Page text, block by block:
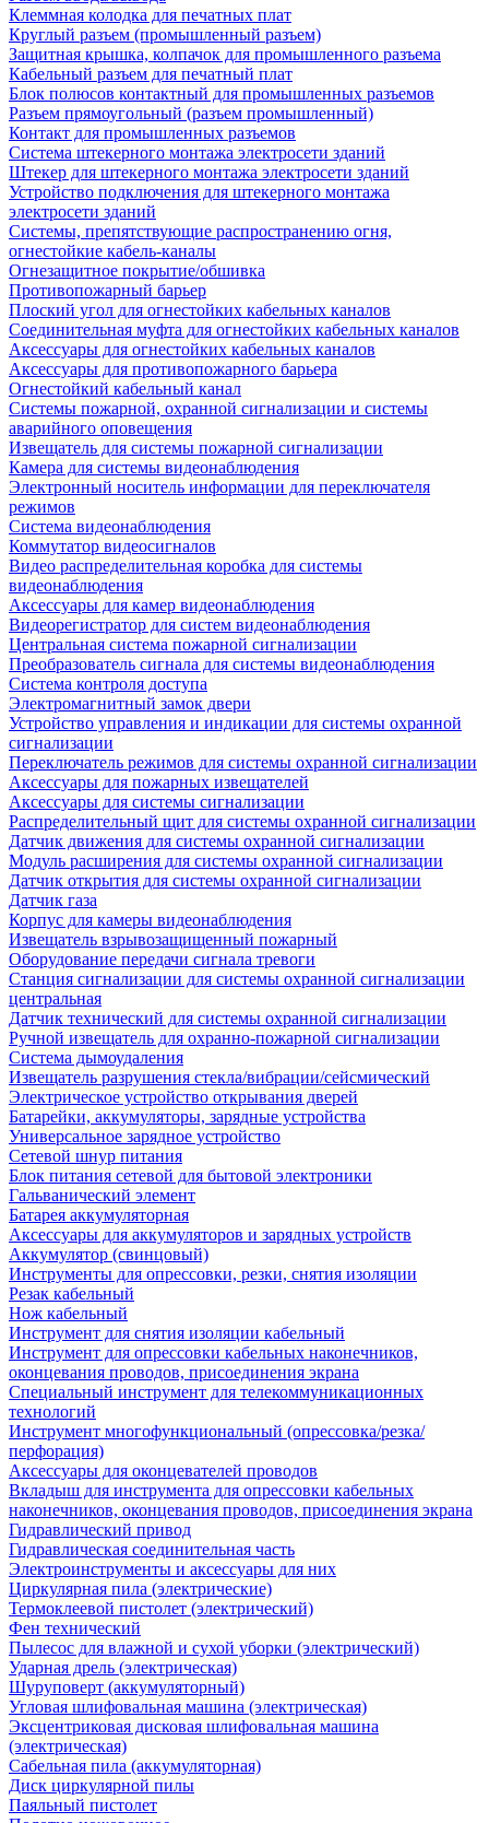
Клеммная колодка для печатных плат
Круглый разъем (промышленный разъем)
Защитная крышка, колпачок для промышленного разъема
Кабельный разъем для печатный плат
Блок полюсов контактный для промышленных разъемов
Разъем прямоугольный (разъем промышленный)
Контакт для промышленных разъемов
Система штекерного монтажа электросети зданий
Штекер для штекерного монтажа электросети зданий
Устройство подключения для штекерного монтажа
электросети зданий
Системы, препятствующие распространению огня,
огнестойкие кабель-каналы
Огнезащитное покрытие/обшивка
Противопожарный барьер
Плоский угол для огнестойких кабельных каналов
Соединительная муфта для огнестойких кабельных каналов
Аксессуары для огнестойких кабельных каналов
Аксессуары для противопожарного барьера
Огнестойкий кабельный канал
Системы пожарной, охранной сигнализации и системы
аварийного оповещения
Извещатель для системы пожарной сигнализации
Камера для системы видеонаблюдения
Электронный носитель информации для переключателя
режимов
Система видеонаблюдения
Коммутатор видеосигналов
Видео распределительная коробка для системы
видеонаблюдения
Аксессуары для камер видеонаблюдения
Видеорегистратор для систем видеонаблюдения
Центральная система пожарной сигнализации
Преобразователь сигнала для системы видеонаблюдения
Система контроля доступа
Электромагнитный замок двери
Устройство управления и индикации для системы охранной
сигнализации
Переключатель режимов для системы охранной сигнализации
Аксессуары для пожарных извещателей
Аксессуары для системы сигнализации
Распределительный щит для системы охранной сигнализации
Датчик движения для системы охранной сигнализации
Модуль расширения для системы охранной сигнализации
Датчик открытия для системы охранной сигнализации
Датчик газа
Корпус для камеры видеонаблюдения
Извещатель взрывозащищенный пожарный
Оборудование передачи сигнала тревоги
Станция сигнализации для системы охранной сигнализации
центральная
Датчик технический для системы охранной сигнализации
Ручной извещатель для охранно-пожарной сигнализации
Система дымоудаления
Извещатель разрушения стекла/вибрации/сейсмический
Электрическое устройство открывания дверей
Батарейки, аккумуляторы, зарядные устройства
Универсальное зарядное устройство
Сетевой шнур питания
Блок питания сетевой для бытовой электроники
Гальванический элемент
Батарея аккумуляторная
Аксессуары для аккумуляторов и зарядных устройств
Аккумулятор (свинцовый)
Инструменты для опрессовки, резки, снятия изоляции
Резак кабельный
Нож кабельный
Инструмент для снятия изоляции кабельный
Инструмент для опрессовки кабельных наконечников,
оконцевания проводов, присоединения экрана
Специальный инструмент для телекоммуникационных
технологий
Инструмент многофункциональный (опрессовка/резка/
перфорация)
Аксессуары для оконцевателей проводов
Вкладыш для инструмента для опрессовки кабельных
наконечников, оконцевания проводов, присоединения экрана
Гидравлический привод
Гидравлическая соединительная часть
Электроинструменты и аксессуары для них
Циркулярная пила (электрические)
Термоклеевой пистолет (электрический)
Фен технический
Пылесос для влажной и сухой уборки (электрический)
Ударная дрель (электрическая)
Шуруповерт (аккумуляторный)
Угловая шлифовальная машина (электрическая)
Эксцентриковая дисковая шлифовальная машина
(электрическая)
Сабельная пила (аккумуляторная)
Диск циркулярной пилы
Паяльный пистолет